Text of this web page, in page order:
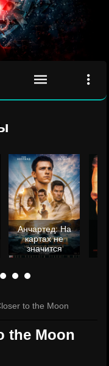
Анчартед: На
картах не
значится
to the Moon
the Moon